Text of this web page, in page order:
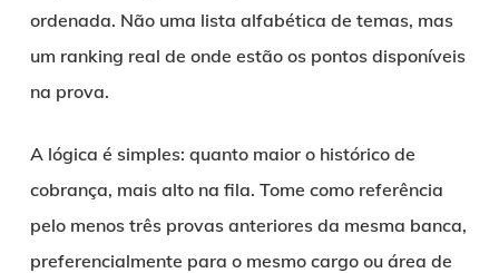
ordenada. Não uma lista alfabética de temas, mas
um ranking real de onde estão os pontos disponíveis
na prova.
A lógica é simples: quanto maior o histórico de
cobrança, mais alto na fila. Tome como referência
pelo menos três provas anteriores da mesma banca,
preferencialmente para o mesmo cargo ou área de